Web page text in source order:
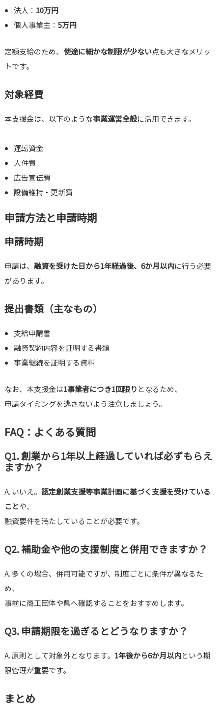
法人： 10万円
個人事業主：5万円
定額支給のため、 使途に細かな制限が少ない点も大きなメリッ
トです。
対象経費
本支援金は、以下のような事業運営全般に活用できます。
運転資金
人件費
広告宣伝費
設備維持・更新費
申請方法と申請時期
申請時期
申請は、 融資を受けた日から1年経過後、6か月以内に行う必要
があります。
提出書類（主なもの）
支給申請書
融資契約内容を証明する書類
事業継続を証明する資料
なお、本支援金は1事業者につき1回限り となるため、
申請タイミングを逃さないよう注意しましょう。
FAQ：よくある質問
Q1. 創業から1年以上経過していれば必ずもらえ
ますか？
A. いいえ。 認定創業支援等事業計画に基づく支援を受けている
ことや、
融資要件を満たしていることが必要です。
Q2. 補助金や他の支援制度と併用できますか？
A. 多くの場合、併用可能ですが、制度ごとに条件が異なるた
め、
事前に商工団体や県へ確認することをおすすめします。
Q3. 申請期限を過ぎるとどうなりますか？
A. 原則として対象外となります。 1年後から6か月以内という期
限管理が重要です。
まとめ